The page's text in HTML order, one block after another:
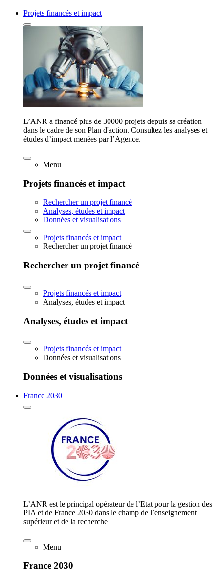
Projets financés et impact
L’ANR a financé plus de 30000 projets depuis sa création
dans le cadre de son Plan d'action. Consultez les analyses et
études d’impact menées par l’Agence.
Menu
Projets financés et impact
Rechercher un projet financé
Analyses, études et impact
Données et visualisations
Projets financés et impact
Rechercher un projet financé
Rechercher un projet financé
Projets financés et impact
Analyses, études et impact
Analyses, études et impact
Projets financés et impact
Données et visualisations
Données et visualisations
France 2030
L’ANR est le principal opérateur de l’Etat pour la gestion des
PIA et de France 2030 dans le champ de l’enseignement
supérieur et de la recherche
Menu
France 2030